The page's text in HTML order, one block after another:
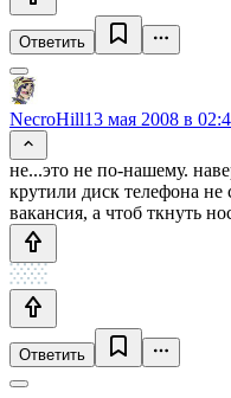
Ответить
NecroHill13 мая 2008 в
не...это не по-нашему.
крутили диск телефона не
вакансия, а чтоб ткнуть
Ответить